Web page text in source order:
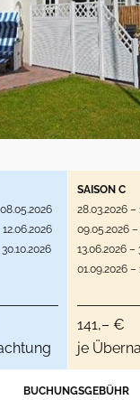
SAISON C
28.03.2026 –
09.05.2026
13.06.2026 –
01.09.2026 –
141,– €
je
BUCHUNGSGEBÜHR